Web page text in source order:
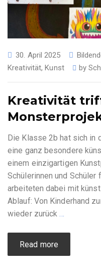
30. April 2025
Kreativität,Kunst by
Kreativität
Die Klasse 2b hat sich in
eine ganz besondere
einem einzigartigen
Schülerinnen und
arbeiteten dabei mit
Ablauf: Von Kinderhand
wieder zurück…
Read more